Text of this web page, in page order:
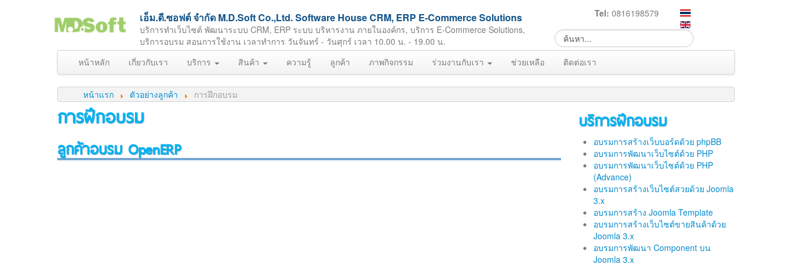
เอ็ม.ดี.ซอฟต์ จำกัด M.D.Soft Co.,Ltd. Software House CRM, ERP E-Commerce Solutions
บริการทำเว็บไซต์ พัฒนาระบบ CRM, ERP ระบบ บริหารงาน ภายในองค์กร, บริการ E-Commerce Solutions,
บริการอบรม สอนการใช้งาน เวลาทำการ วันจันทร์ - วันศุกร์ เวลา 10.00 น. - 19.00 น.
Tel: 0816198579
หน้าหลัก เกี่ยวกับเรา บริการ สินค้า ความรู้ ลูกค้า ภาพกิจกรรม ร่วมงานกับเรา ช่วยเหลือ ติดต่อเรา
หน้าแรก ตัวอย่างลูกค้า การฝึกอบรม
การฝึกอบรม
ลูกค้าอบรม OpenERP
บริการฝึกอบรม
อบรมการสร้างเว็บบอร์ดด้วย phpBB
อบรมการพัฒนาเว็บไซต์ด้วย PHP
อบรมการพัฒนาเว็บไซต์ด้วย PHP
(Advance)
อบรมการสร้างเว็บไซต์สวยด้วย Joomla
3.x
อบรมการสร้าง Joomla Template
อบรมการสร้างเว็บไซต์ขายสินค้าด้วย
Joomla 3.x
อบรมการพัฒนา Component บน
Joomla 3.x